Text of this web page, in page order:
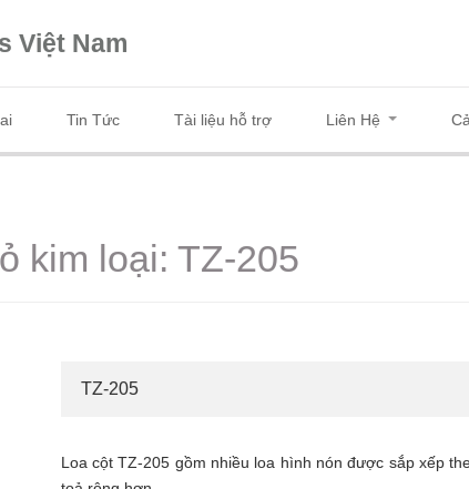
Việt Nam
Tin Tức Tài liệu hỗ trợ Liên Hệ
kim loại: TZ-205
TZ-205
Loa cột TZ-205 gồm nhiều loa hình nón được sắp xếp